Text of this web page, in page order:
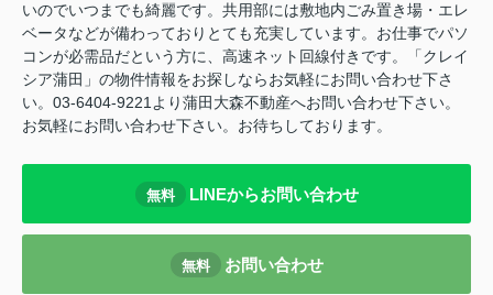
いのでいつまでも綺麗です。共用部には敷地内ごみ置き場・エレ
ベータなどが備わっておりとても充実しています。お仕事でパソ
コンが必需品だという方に、高速ネット回線付きです。「クレイ
シア蒲田」の物件情報をお探しならお気軽にお問い合わせ下さ
い。03-6404-9221より蒲田大森不動産へお問い合わせ下さい。
お気軽にお問い合わせ下さい。お待ちしております。
無料 LINEからお問い合わせ
無料 お問い合わせ